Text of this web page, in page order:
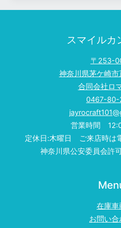
ス
スマイルカ
〒253-
神奈川県茅ケ崎
合同会社ロ
0467-80-
営業時間
定休日:木曜日 ご来店時は
神奈川県公安委員会許
在庫車
お問い合